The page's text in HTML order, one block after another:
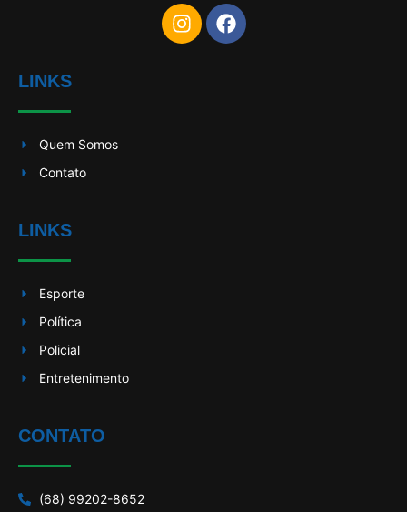
LINKS
Quem Somos
Contato
LINKS
Esporte
Política
Policial
Entretenimento
CONTATO
(68) 99202-8652